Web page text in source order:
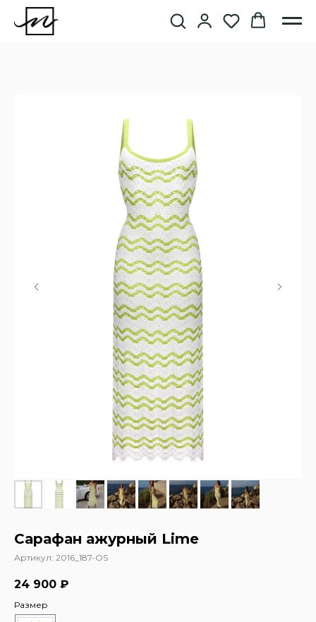
Сарафан ажурный Lime
Артикул: 2016_187-OS
24 900 ₽
Размер